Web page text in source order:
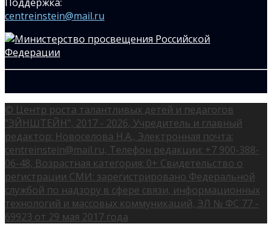
centreinstein@mail.ru
© Центр роста талантливых детей и педагогов
"ЭЙНШТЕЙН", 2017 - 2026, Учредитель и главный
редактор: Новоселова Н.А., Электронная почта:
centreinstein@mail.ru, Телефон редакции: +7 900-388-
06-48, Возрастная категория: 0+ Свидетельство о
регистрации СМИ: зарегистрировано Федеральной
службой по надзору в сфере связи, информационных
технологий и массовых коммуникаций, ЭЛ № ФС 77 -
69923 от 29 мая 2017 года